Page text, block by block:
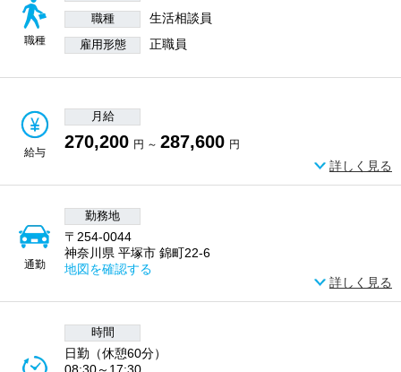
職種
職種 生活相談員
雇用形態 正職員
給与
月給
270,200 円 ～ 287,600 円
詳しく見る
通勤
勤務地
〒254-0044
神奈川県 平塚市 錦町22-6
地図を確認する
詳しく見る
時間
日勤（休憩60分）
08:30～17:30